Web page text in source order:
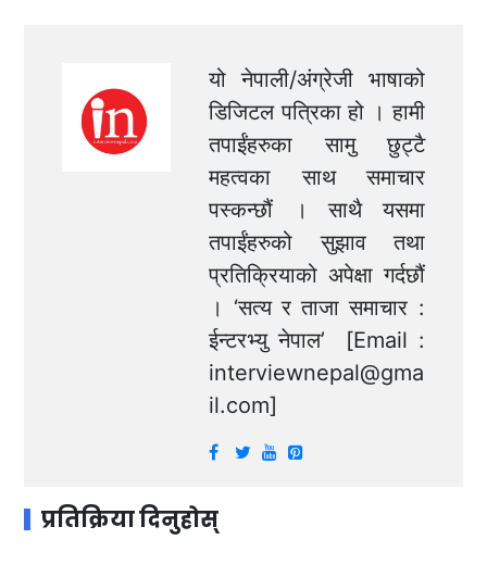
यो नेपाली/अंग्रेजी भाषाको
डिजिटल पत्रिका हो । हामी
तपाईंहरुका सामु छुट्टै
महत्वका साथ समाचार
पस्कन्छौं । साथै यसमा
तपाईंहरुको सुझाव तथा
प्रतिक्रियाको अपेक्षा गर्दछौं
। ‘सत्य र ताजा समाचार :
ईन्टरभ्यु नेपाल’ [Email :
interviewnepal@gma
il.com]
प्रतिक्रिया दिनुहोस्